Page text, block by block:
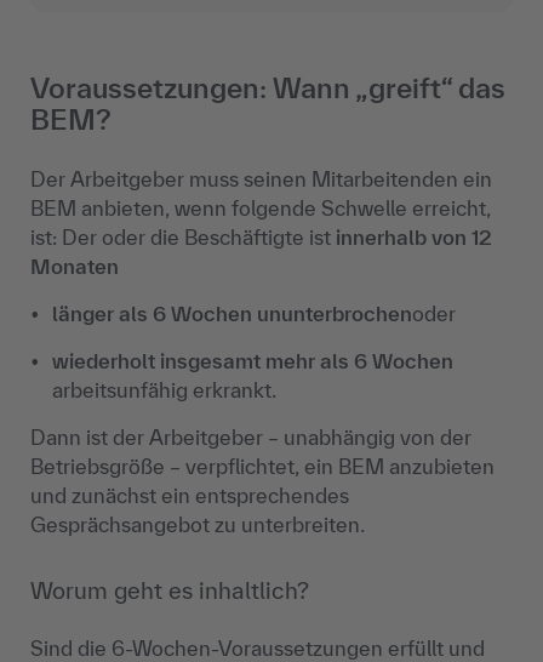
Voraussetzungen: Wann „greift“ das
BEM?
Der Arbeitgeber muss seinen Mitarbeitenden ein
BEM anbieten, wenn folgende Schwelle erreicht,
ist: Der oder die Beschäftigte ist innerhalb von 12
Monaten
länger als 6 Wochen ununterbrochenoder
wiederholt insgesamt mehr als 6 Wochen
arbeitsunfähig erkrankt.
Dann ist der Arbeitgeber – unabhängig von der
Betriebsgröße – verpflichtet, ein BEM anzubieten
und zunächst ein entsprechendes
Gesprächsangebot zu unterbreiten.
Worum geht es inhaltlich?
Sind die 6‑Wochen‑Voraussetzungen erfüllt und